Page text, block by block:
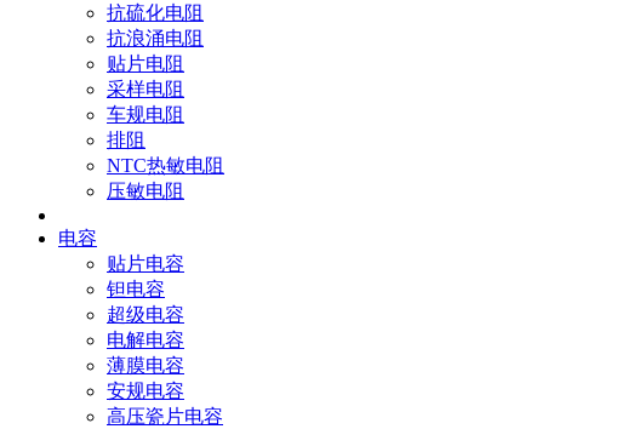
抗硫化电阻
抗浪涌电阻
贴片电阻
采样电阻
车规电阻
排阻
NTC热敏电阻
压敏电阻
电容
贴片电容
钽电容
超级电容
电解电容
薄膜电容
安规电容
高压瓷片电容